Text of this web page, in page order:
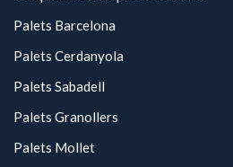
Palets Barcelona
Palets Cerdanyola
Palets Sabadell
Palets Granollers
Palets Mollet